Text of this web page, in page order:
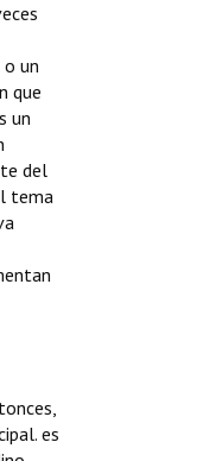
un
que
un
del
tema
es